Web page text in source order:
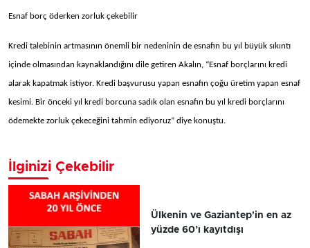
Esnaf borç öderken zorluk çekebilir
Kredi talebinin artmasının önemli bir nedeninin de esnafın bu yıl büyük sıkıntı
içinde olmasından kaynaklandığını dile getiren Akalın, “Esnaf borçlarını kredi
alarak kapatmak istiyor. Kredi başvurusu yapan esnafın çoğu üretim yapan esnaf
kesimi. Bir önceki yıl kredi borcuna sadık olan esnafın bu yıl kredi borçlarını
ödemekte zorluk çekeceğini tahmin ediyoruz” diye konuştu.
İlginizi Çekebilir
Ülkenin ve Gaziantep'in en az
yüzde 60’ı kayıtdışı